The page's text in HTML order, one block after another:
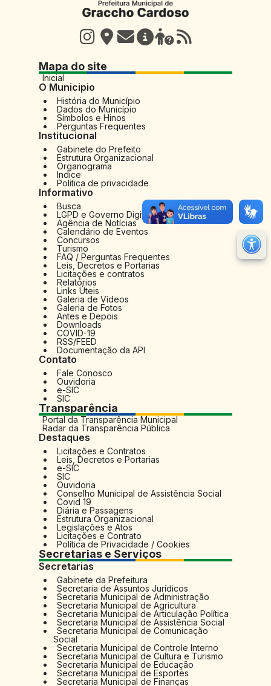
Ir
Mapa do site
Inicial
O Municipio
História do Município
Dados do Município
Símbolos e Hinos
Perguntas Frequentes
Institucional
Gabinete do Prefeito
Estrutura Organizacional
Organograma
Indice
Politica de privacidade
Informativo
Busca
LGPD e Governo Digital
Agência de Notícias
Calendário de Eventos
Concursos
Turismo
FAQ / Perguntas Frequentes
Leis, Decretos e Portarias
Licitações e contratos
Relatórios
Links Úteis
Galeria de Vídeos
Galeria de Fotos
Antes e Depois
Downloads
COVID-19
RSS/FEED
Documentação da API
Contato
Fale Conosco
Ouvidoria
e-SIC
SIC
Transparência
Portal da Transparência Municipal
Radar da Transparência Pública
Destaques
Licitações e Contratos
Leis, Decretos e Portarias
e-SIC
SIC
Ouvidoria
Conselho Municipal de Assistência Social
Covid 19
Diária e Passagens
Estrutura Organizacional
Legislações e Atos
Licitações e Contrato
Política de Privacidade / Cookies
Secretarias e Serviços
Secretarias
Gabinete da Prefeitura
Secretaria de Assuntos Jurídicos
Secretaria Municipal de Administração
Secretaria Municipal de Agricultura
Secretaria Municipal de Articulação Política
Secretaria Municipal de Assistência Social
Secretaria Municipal de Comunicação
Social
Secretaria Municipal de Controle Interno
Secretaria Municipal de Cultura e Turismo
Secretaria Municipal de Educação
Secretaria Municipal de Esportes
Secretaria Municipal de Finanças